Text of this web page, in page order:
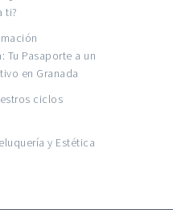
ti?
Tu Pasaporte a un
en Granada
ciclos
y Estética